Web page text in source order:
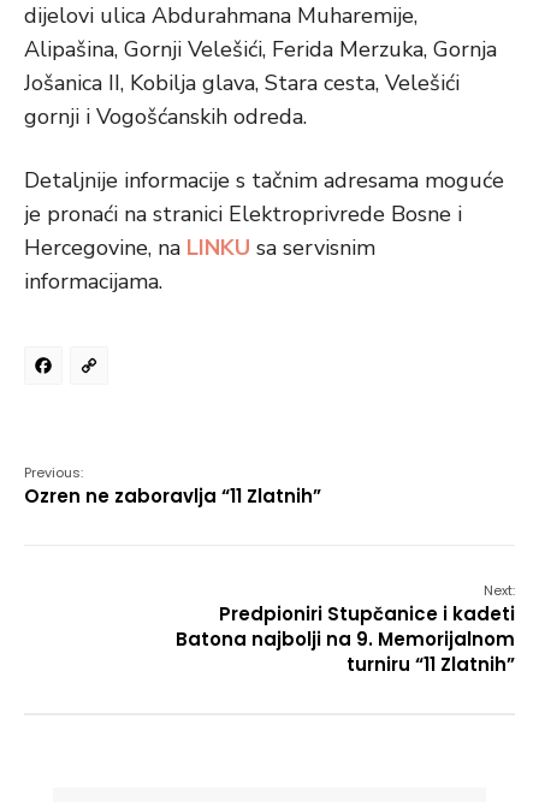
dijelovi ulica Abdurahmana Muharemije,
Alipašina, Gornji Velešići, Ferida Merzuka, Gornja
Jošanica II, Kobilja glava, Stara cesta, Velešići
gornji i Vogošćanskih odreda.
Detaljnije informacije s tačnim adresama moguće
je pronaći na stranici Elektroprivrede Bosne i
Hercegovine, na LINKU sa servisnim
informacijama.
Facebook
Previous:
Ozren ne zaboravlja “11 Zlatnih”
Next:
Predpioniri Stupčanice i kadeti
Batona najbolji na 9. Memorijalnom
turniru “11 Zlatnih”